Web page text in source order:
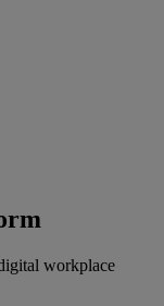
workplace